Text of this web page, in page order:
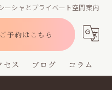
シャとプライベート空間案内
ご予約はこちら
セス ブログ コラム